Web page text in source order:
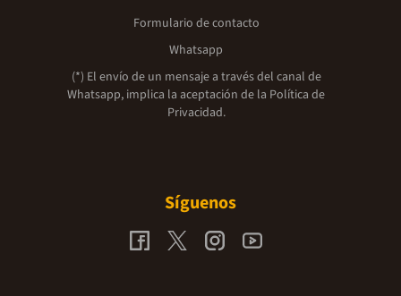
Formulario de contacto
Whatsapp
(*) El envío de un mensaje a través del canal de
Whatsapp, implica la aceptación de la Política de
Privacidad.
Síguenos